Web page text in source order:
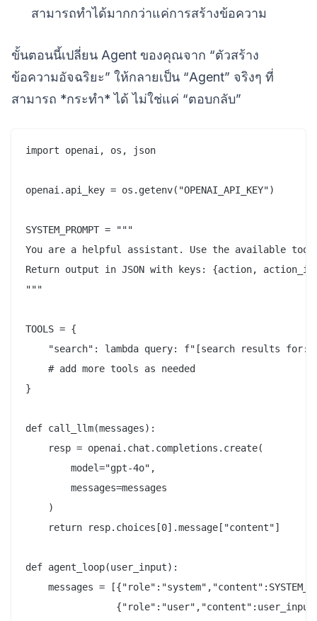
สามารถทำได้มากกว่าแค่การสร้างข้อความ
ขั้นตอนนี้เปลี่ยน Agent ของคุณจาก “ตัวสร้าง
ข้อความอัจฉริยะ” ให้กลายเป็น “Agent” จริงๆ ที่
สามารถ *กระทำ* ได้ ไม่ใช่แค่ “ตอบกลับ”
import openai, os, json
openai.api_key = os.getenv("OPENAI_API_KEY")
SYSTEM_PROMPT = """
You are a helpful assistant. Use the available tools
Return output in JSON with keys: {action,
"""
TOOLS = {
"search": lambda query: f"[search results for:
    # add more tools as needed
}
def call_llm(messages):
    resp = openai.chat.completions.create(
        model="gpt-4o",
        messages=messages
    )
    return resp.choices[0].message["content"]
def agent_loop(user_input):
messages =